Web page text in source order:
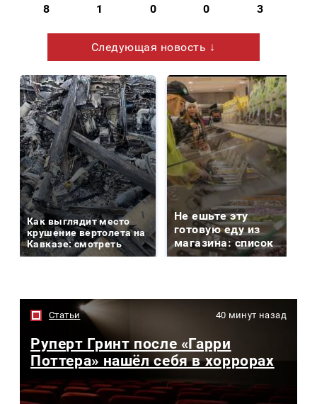
8 1 0 0 3
Следующая новость ↓
Как выглядит место
крушение вертолета на
Кавказе: смотреть
Не ешьте эту
готовую еду из
магазина: список
Статьи 40 минут назад
Руперт Гринт после «Гарри
Поттера» нашёл себя в хоррорах